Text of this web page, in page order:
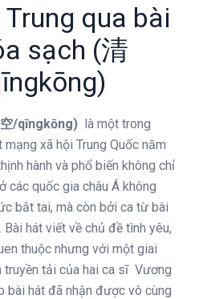
qua bài
sạch (清
/qīngkōng) là một trong
xã hội Trung Quốc năm
hành và phổ biến không chỉ
các quốc gia châu Á không
bắt tai, mà còn bởi ca từ bài
hát viết về chủ đề tình yêu,
thuộc nhưng với một giai
truyền tải của hai ca sĩ Vương
bài hát đã nhận được vô cùng